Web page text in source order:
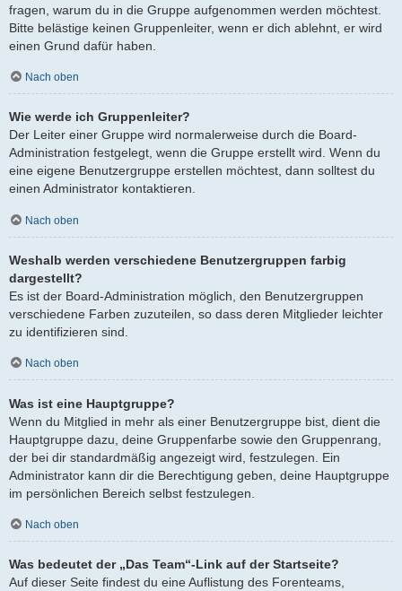
fragen, warum du in die Gruppe aufgenommen werden möchtest.
Bitte belästige keinen Gruppenleiter, wenn er dich ablehnt, er wird
einen Grund dafür haben.
Nach oben
Wie werde ich Gruppenleiter?
Der Leiter einer Gruppe wird normalerweise durch die Board-
Administration festgelegt, wenn die Gruppe erstellt wird. Wenn du
eine eigene Benutzergruppe erstellen möchtest, dann solltest du
einen Administrator kontaktieren.
Nach oben
Weshalb werden verschiedene Benutzergruppen farbig
dargestellt?
Es ist der Board-Administration möglich, den Benutzergruppen
verschiedene Farben zuzuteilen, so dass deren Mitglieder leichter
zu identifizieren sind.
Nach oben
Was ist eine Hauptgruppe?
Wenn du Mitglied in mehr als einer Benutzergruppe bist, dient die
Hauptgruppe dazu, deine Gruppenfarbe sowie den Gruppenrang,
der bei dir standardmäßig angezeigt wird, festzulegen. Ein
Administrator kann dir die Berechtigung geben, deine Hauptgruppe
im persönlichen Bereich selbst festzulegen.
Nach oben
Was bedeutet der „Das Team“-Link auf der Startseite?
Auf dieser Seite findest du eine Auflistung des Forenteams,